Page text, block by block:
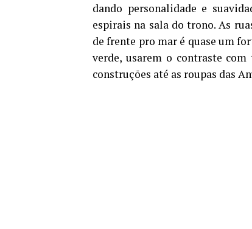
dando personalidade e
espirais na sala do trono. As
de frente pro mar é quase um
verde, usarem o contraste
construções até as roupas das